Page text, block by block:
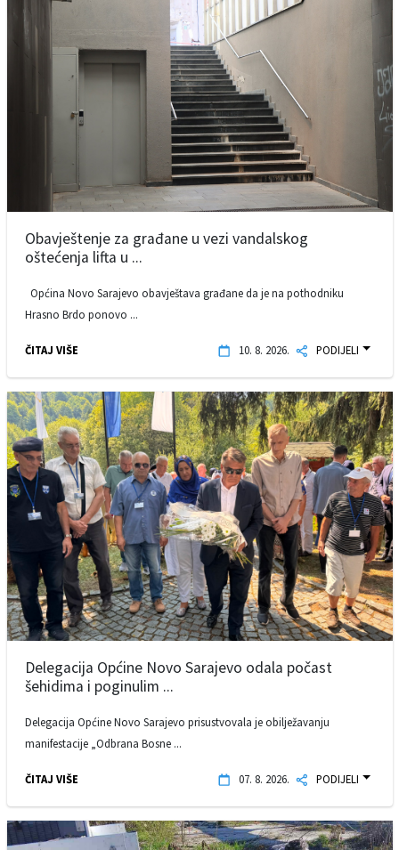
Obavještenje za građane u vezi vandalskog
oštećenja lifta u ...
Općina Novo Sarajevo obavještava građane da je na pothodniku
Hrasno Brdo ponovo ...
ČITAJ VIŠE 10. 8. 2026. PODIJELI
Delegacija Općine Novo Sarajevo odala počast
šehidima i poginulim ...
Delegacija Općine Novo Sarajevo prisustvovala je obilježavanju
manifestacije „Odbrana Bosne ...
ČITAJ VIŠE 07. 8. 2026. PODIJELI